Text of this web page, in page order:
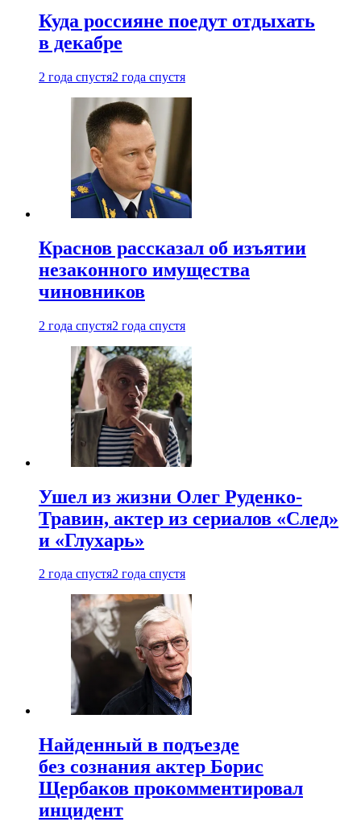
Куда россияне поедут отдыхать
в декабре
2 года спустя2 года спустя
Краснов рассказал об изъятии
незаконного имущества
чиновников
2 года спустя2 года спустя
Ушел из жизни Олег Руденко-
Травин, актер из сериалов «След»
и «Глухарь»
2 года спустя2 года спустя
Найденный в подъезде
без сознания актер Борис
Щербаков прокомментировал
инцидент